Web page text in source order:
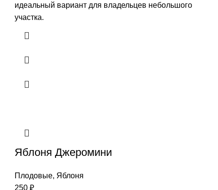
идеальный вариант для владельцев небольшого
участка.
Яблоня Джеромини
Плодовые, Яблоня
250 ₽